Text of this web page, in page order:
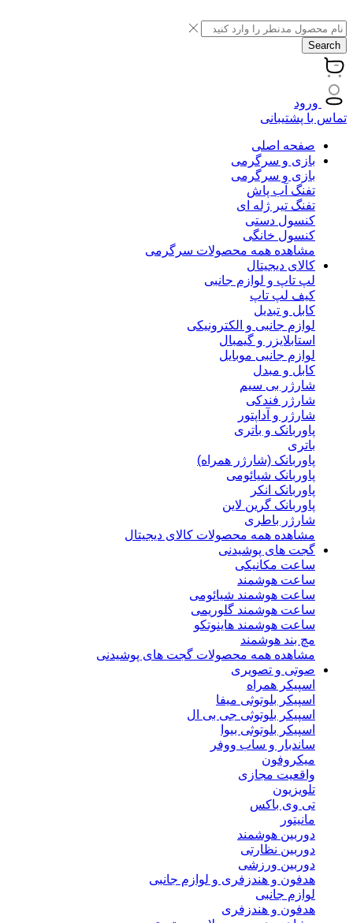
Search
ورود
تماس با پشتیبانی
صفحه اصلی
بازی و سرگرمی
بازی و سرگرمی
تفنگ آب پاش
تفنگ تیر ژله ای
کنسول دستی
کنسول خانگی
مشاهده همه محصولات سرگرمی
کالای دیجیتال
لپ تاپ و لوازم جانبی
کیف لپ تاپ
کابل و تبدیل
لوازم جانبی و الکترونیکی
استابلایزر و گیمبال
لوازم جانبی موبایل
کابل و مبدل
شارژر بی سیم
شارژر فندکی
شارژر و آداپتور
پاوربانک و باتری
باتری
پاوربانک (شارژر همراه)
پاوربانک شیائومی
پاوربانک انکر
پاوربانک گرین لاین
شارژر باطری
مشاهده همه محصولات کالای دیجیتال
گجت های پوشیدنی
ساعت مکانیکی
ساعت هوشمند
ساعت هوشمند شیائومی
ساعت هوشمند گلوریمی
ساعت هوشمند هاینوتکو
مچ بند هوشمند
مشاهده همه محصولات گجت های پوشیدنی
صوتی و تصویری
اسپیکر همراه
اسپیکر بلوتوثی میفا
اسپیکر بلوتوثی جی بی ال
اسپیکر بلوتوثی بیوا
ساندبار و ساب ووفر
میکروفون
واقعیت مجازی
تلویزیون
تی وی باکس
مانیتور
دوربین هوشمند
دوربین نظارتی
دوربین ورزشی
هدفون و هندزفری و لوازم جانبی
لوازم جانبی
هدفون و هندزفری